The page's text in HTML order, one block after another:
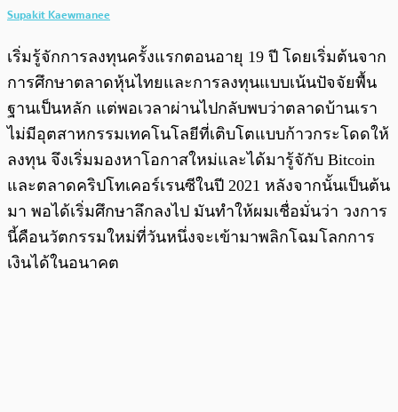
Supakit Kaewmanee
เริ่มรู้จักการลงทุนครั้งแรกตอนอายุ 19 ปี โดยเริ่มต้นจาก
การศึกษาตลาดหุ้นไทยและการลงทุนแบบเน้นปัจจัยพื้น
ฐานเป็นหลัก แต่พอเวลาผ่านไปกลับพบว่าตลาดบ้านเรา
ไม่มีอุตสาหกรรมเทคโนโลยีที่เติบโตแบบก้าวกระโดดให้
ลงทุน จึงเริ่มมองหาโอกาสใหม่และได้มารู้จักับ Bitcoin
และตลาดคริปโทเคอร์เรนซีในปี 2021 หลังจากนั้นเป็นต้น
มา พอได้เริ่มศึกษาลึกลงไป มันทำให้ผมเชื่อมั่นว่า วงการ
นี้คือนวัตกรรมใหม่ที่วันหนึ่งจะเข้ามาพลิกโฉมโลกการ
เงินได้ในอนาคต